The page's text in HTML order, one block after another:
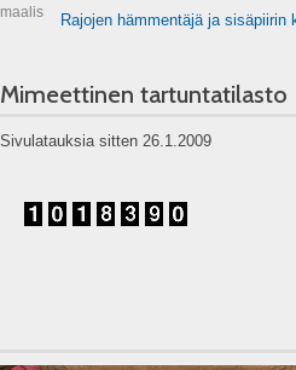
maalis
Rajojen hämmentäjä ja sisäpiirin
Mimeettinen tartuntatilasto
Sivulatauksia sitten 26.1.2009